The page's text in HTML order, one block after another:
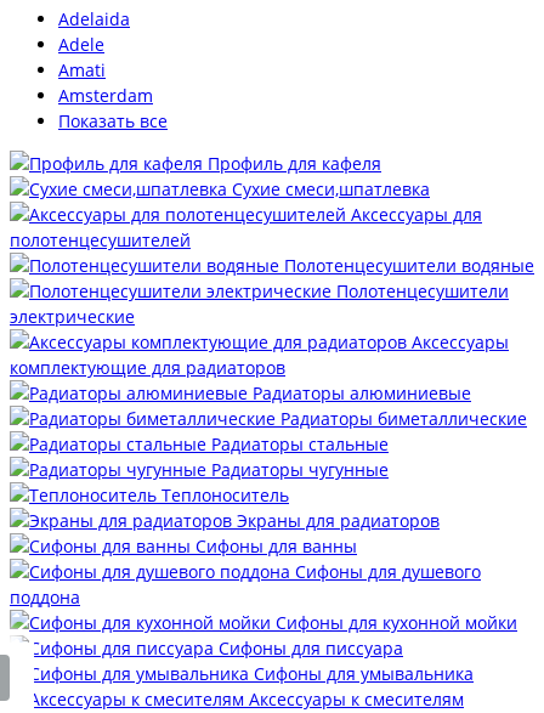
Adelaida
Adele
Amati
Amsterdam
Показать все
Профиль для кафеля
Сухие смеси,шпатлевка
Аксессуары для
полотенцесушителей
Полотенцесушители водяные
Полотенцесушители
электрические
Аксессуары
комплектующие для радиаторов
Радиаторы алюминиевые
Радиаторы биметаллические
Радиаторы стальные
Радиаторы чугунные
Теплоноситель
Экраны для радиаторов
Сифоны для ванны
Сифоны для душевого
поддона
Сифоны для кухонной мойки
Сифоны для писсуара
Сифоны для умывальника
Аксессуары к смесителям